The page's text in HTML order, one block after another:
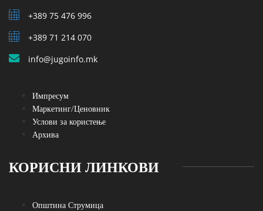
+389 75 476 996
+389 71 214 070
info@jugoinfo.mk
Импресум
Маркетинг/Ценовник
Услови за користење
Архива
КОРИСНИ ЛИНКОВИ
Општина Струмица